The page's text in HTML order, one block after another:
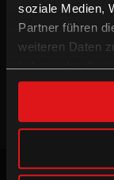
soziale Medien,
Partner führen
weiteren Daten
haben oder die
gesammelt
Kinowerbung
Schulkino